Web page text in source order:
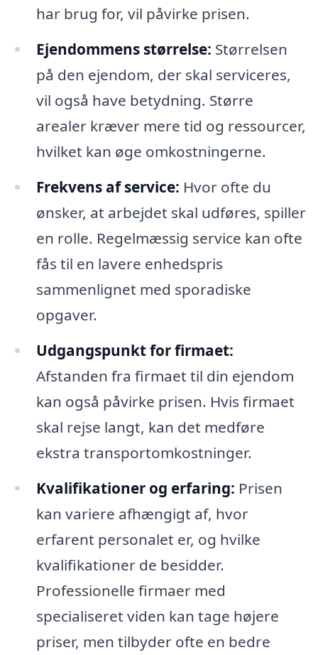
har brug for, vil påvirke prisen.
Ejendommens størrelse: Størrelsen
på den ejendom, der skal serviceres,
vil også have betydning. Større
arealer kræver mere tid og ressourcer,
hvilket kan øge omkostningerne.
Frekvens af service: Hvor ofte du
ønsker, at arbejdet skal udføres, spiller
en rolle. Regelmæssig service kan ofte
fås til en lavere enhedspris
sammenlignet med sporadiske
opgaver.
Udgangspunkt for firmaet:
Afstanden fra firmaet til din ejendom
kan også påvirke prisen. Hvis firmaet
skal rejse langt, kan det medføre
ekstra transportomkostninger.
Kvalifikationer og erfaring: Prisen
kan variere afhængigt af, hvor
erfarent personalet er, og hvilke
kvalifikationer de besidder.
Professionelle firmaer med
specialiseret viden kan tage højere
priser, men tilbyder ofte en bedre